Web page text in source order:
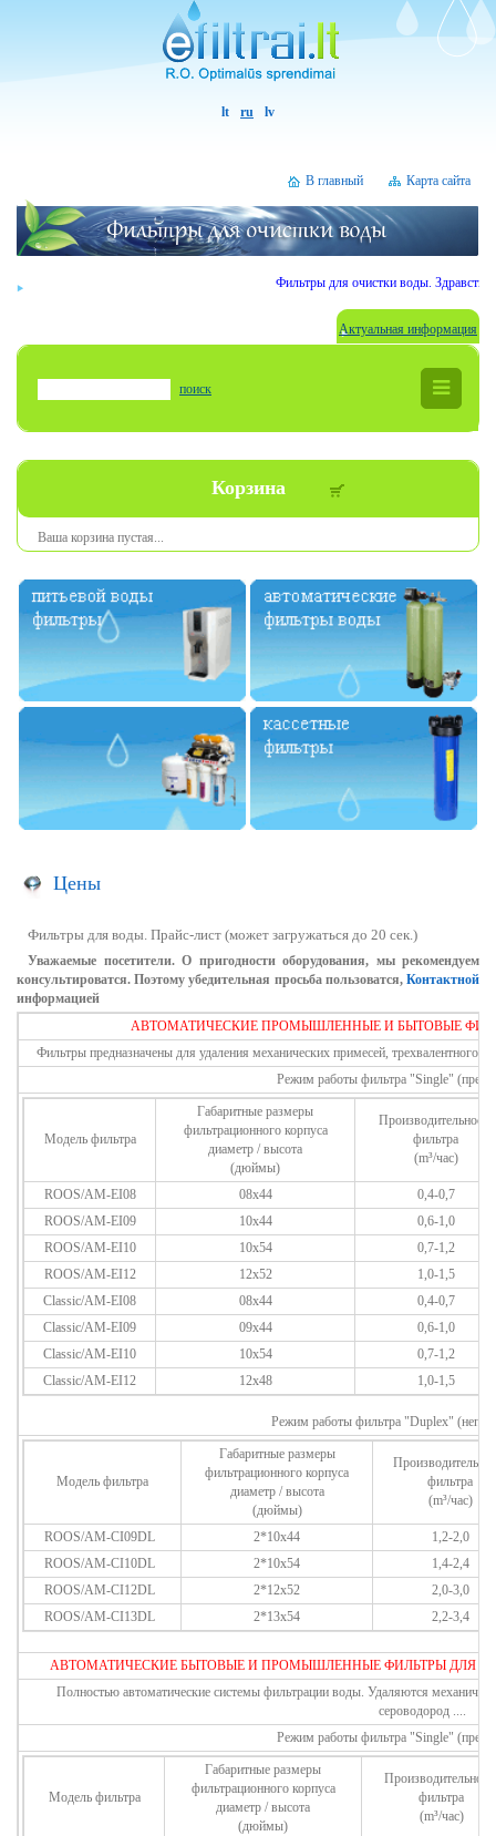
lt ru lv
Карта сайта
В главный
Фильтры для очистки воды.
Актуальная информация
поиск
Корзина
Ваша корзина пустая...
Цены
Фильтры для воды. Прайс-лист (может загружаться до 20 сек.)
Уважаемые посетители. О пригодности оборудования, мы рекомендуем
консультироватся. Поэтому убедительная просьба пользоватся, Контактной
информацией
АВТОМАТИЧЕСКИЕ ПРОМЫШЛЕННЫЕ И БЫТОВЫЕ
Фильтры предназначены для удаления механических примесей, трехвалентного
Режим работы фильтра "Single"
Модель фильтра
Габаритные размеры
фильтрационного корпуса
диаметр /высота
(дюймы)
Производительность
фильтра
(m³/час)
ROOS/AM-EI08 08x44
0,4-0,7
ROOS/AM-EI09
10x44
0,6-1,0
ROOS/AM-EI10
10x54
0,7-1,2
ROOS/AM-EI12
12x52
1,0-1,5
Classic/AM-EI08
08x44
0,4-0,7
Classic/AM-EI09
09x44
0,6-1,0
Classic/AM-EI10
10x54
0,7-1,2
Classic/AM-EI12
12x48 1,0-1,5
Режим работы фильтра "Duplex"
Модель фильтра
Габаритные размеры
фильтрационного корпуса
диаметр /высота
(дюймы)
фильтра
(m³/час)
ROOS/AM-CI09DL 2*10x44
1,2-2,0
ROOS/AM-CI10DL
2*10x54
1,4-2,4
ROOS/AM-CI12DL
2*12x52
2,0-3,0
ROOS/AM-CI13DL
2*13x54 2,2-3,4
АВТОМАТИЧЕСКИЕ БЫТОВЫЕ И ПРОМЫШЛЕННЫЕ ФИЛЬТРЫ ДЛЯ
Полностью автоматические системы фильтрации воды. Удаляются
сероводород ....
Режим работы фильтра "Single"
Модель фильтра
Габаритные размеры
фильтрационного корпуса
диаметр / высота
(дюймы)
фильтра
(m³/час)